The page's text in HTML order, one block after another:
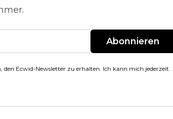
Abonnieren
den Ecwid-Newsletter zu erhalten. Ich kann mich jederzeit